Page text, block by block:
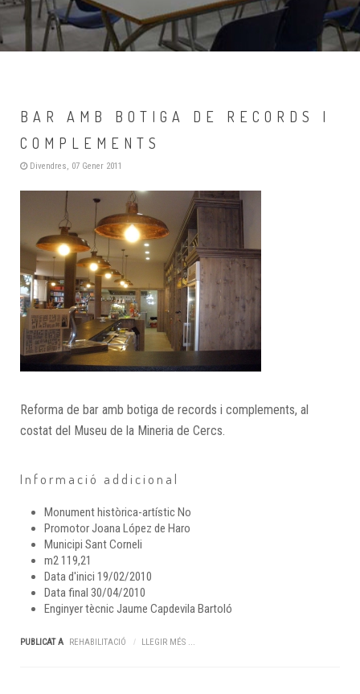
BAR AMB BOTIGA DE RECORDS I
COMPLEMENTS
Divendres, 07 Gener 2011
Reforma de bar amb botiga de records i complements, al
costat del Museu de la Mineria de Cercs.
Informació addicional
Monument històrica-artísticNo
PromotorJoana López de Haro
Municipi Sant Corneli
m2119,21
Data d'inici 19/02/2010
Data final 30/04/2010
Enginyer tècnicJaume Capdevila Bartoló
PUBLICAT A REHABILITACIÓ LLEGIR MÉS ...